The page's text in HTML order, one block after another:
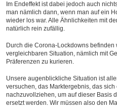
Im Endeffekt ist dabei jedoch auch
man nämlich dann, wenn man auf ein
wieder los war. Alle Ähnlichkeiten mit
natürlich rein zufällig.
Durch die Corona-Lockdowns
vergleichbaren Situation, nämlich mit
Präferenzen zu kurieren.
Unsere augenblickliche Situation ist
versuchen, das Marktergebnis, das
nachzuvollziehen, um auf dieser Basis
ersetzt werden. Wir müssen also den